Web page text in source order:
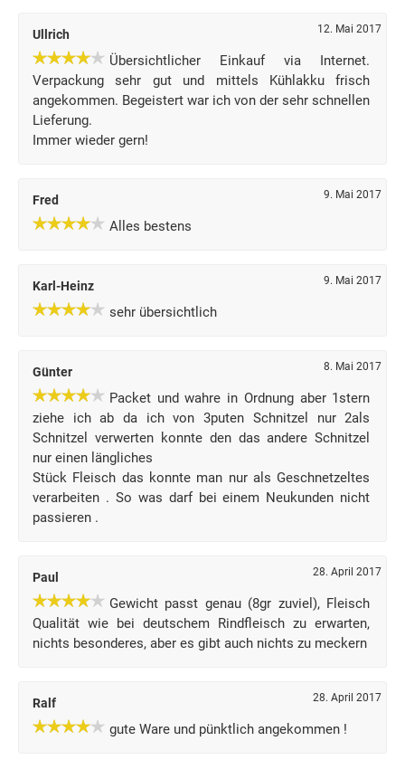
Ullrich 12. Mai 2017
Übersichtlicher Einkauf via Internet.
Verpackung sehr gut und mittels Kühlakku frisch
angekommen. Begeistert war ich von der sehr schnellen
Lieferung.
Immer wieder gern!
Fred 9. Mai 2017
Alles bestens
Karl-Heinz 9. Mai 2017
sehr übersichtlich
Günter 8. Mai 2017
Packet und wahre in Ordnung aber 1stern
ziehe ich ab da ich von 3puten Schnitzel nur 2als
Schnitzel verwerten konnte den das andere Schnitzel
nur einen längliches
Stück Fleisch das konnte man nur als Geschnetzeltes
verarbeiten . So was darf bei einem Neukunden nicht
passieren .
Paul 28. April 2017
Gewicht passt genau (8gr zuviel), Fleisch
Qualität wie bei deutschem Rindfleisch zu erwarten,
nichts besonderes, aber es gibt auch nichts zu meckern
Ralf 28. April 2017
gute Ware und pünktlich angekommen !